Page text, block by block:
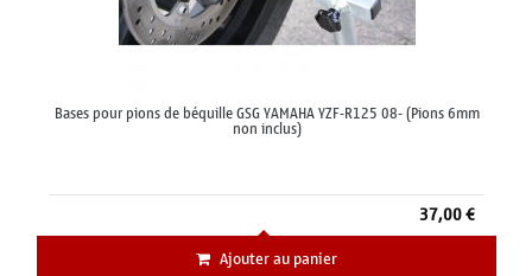
Bases pour pions de béquille GSG YAMAHA YZF-R125 08- (Pions 6mm
non inclus)
37,00 €
Ajouter au panier